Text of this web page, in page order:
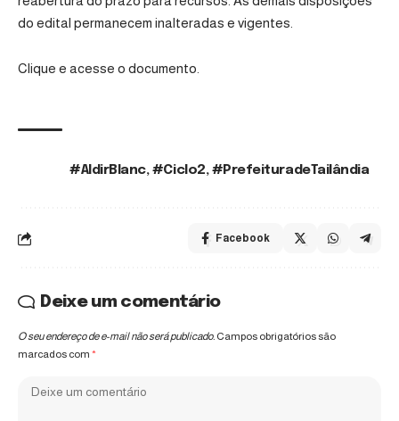
do edital permanecem inalteradas e vigentes.
Clique e acesse o documento.
#AldirBlanc,#Ciclo2,#PrefeituradeTailândia
Facebook
Deixe um comentário
O seu endereço de e-mail não será publicado. Campos obrigatórios são
marcados com *